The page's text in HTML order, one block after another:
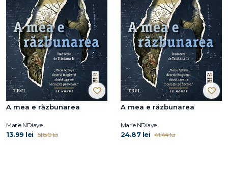
A mea e răzbunarea
Marie NDiaye
13.99 lei 51.80 lei
A mea e răzbunarea
Marie NDiaye
24.87 lei 41.44 lei